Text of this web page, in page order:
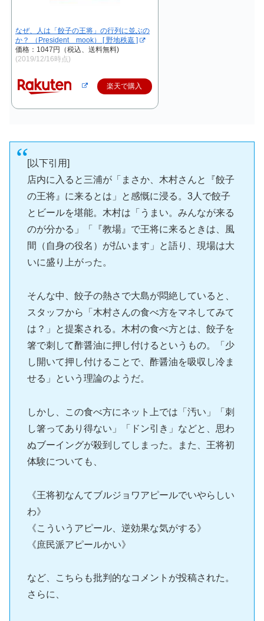
なぜ、人は「餃子の王将」の行列に並ぶの
か？ （President mook） [ 野地秩嘉 ]
価格：1047円（税込、送料無料)
(2019/12/16時点)
楽天で購入
[以下引用]
店内に入ると三浦が「まさか、木村さんと『餃子
の王将』に来るとは」と感慨に浸る。3人で餃子
とビールを堪能。木村は「うまい。みんなが来る
のが分かる」「『教場』で王将に来るときは、風
間（自身の役名）が払います」と語り、現場は大
いに盛り上がった。
そんな中、餃子の熱さで大島が悶絶していると、
スタッフから「木村さんの食べ方をマネしてみて
は？」と提案される。木村の食べ方とは、餃子を
箸で刺して酢醤油に押し付けるというもの。「少
し開いて押し付けることで、酢醤油を吸収し冷ま
せる」という理論のようだ。
しかし、この食べ方にネット上では「汚い」「刺
し箸ってあり得ない」「ドン引き」などと、思わ
ぬブーイングが殺到してしまった。また、王将初
体験についても、
《王将初なんてブルジョワアピールでいやらしい
わ》
《こういうアピール、逆効果な気がする》
《庶民派アピールかい》
など、こちらも批判的なコメントが投稿された。
さらに、